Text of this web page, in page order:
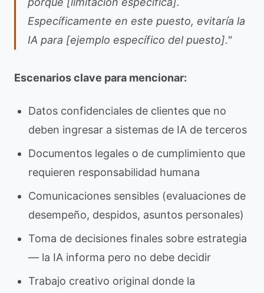
Específicamente en este puesto, evitaría la
IA para [ejemplo específico del puesto]."
Escenarios clave para mencionar:
Datos confidenciales de clientes que no
deben ingresar a sistemas de IA de terceros
Documentos legales o de cumplimiento que
requieren responsabilidad humana
Comunicaciones sensibles (evaluaciones de
desempeño, despidos, asuntos personales)
Toma de decisiones finales sobre estrategia
— la IA informa pero no debe decidir
Trabajo creativo original donde la